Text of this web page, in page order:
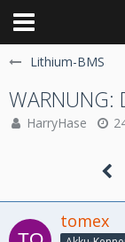
Lithium-BMS
WARNUNG:
HarryHase
tomex